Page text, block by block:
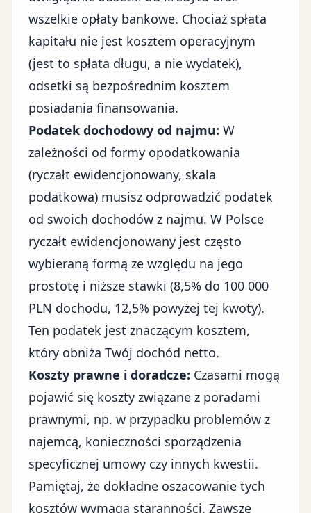
wszelkie opłaty bankowe. Chociaż spłata
kapitału nie jest kosztem operacyjnym
(jest to spłata długu, a nie wydatek),
odsetki są bezpośrednim kosztem
posiadania finansowania.
Podatek dochodowy od najmu: W
zależności od formy opodatkowania
(ryczałt ewidencjonowany, skala
podatkowa) musisz odprowadzić podatek
od swoich dochodów z najmu. W Polsce
ryczałt ewidencjonowany jest często
wybieraną formą ze względu na jego
prostotę i niższe stawki (8,5% do 100 000
PLN dochodu, 12,5% powyżej tej kwoty).
Ten podatek jest znaczącym kosztem,
który obniża Twój dochód netto.
Koszty prawne i doradcze: Czasami mogą
pojawić się koszty związane z poradami
prawnymi, np. w przypadku problemów z
najemcą, konieczności sporządzenia
specyficznej umowy czy innych kwestii.
Pamiętaj, że dokładne oszacowanie tych
kosztów wymaga staranności. Zawsze